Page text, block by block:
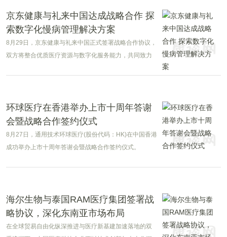
京东健康与礼来中国达成战略合作 探
索数字化慢病管理解决方案
8月29日，京东健康与礼来中国正式签署战略合作协议，
双方将整合优质医疗资源与数字化服务能力，共同致力
环球医疗在香港举办上市十周年答谢
会暨战略合作签约仪式
8月27日，通用技术环球医疗(股份代码：HK)在中国香港
成功举办上市十周年答谢会暨战略合作签约仪式。
海尔生物与泰国RAM医疗集团签署战
略协议，深化东南亚市场布局
在全球贸易自由化纵深推进与医疗新基建加速落地的双